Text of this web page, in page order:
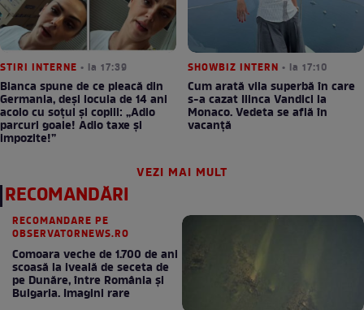
STIRI INTERNE • la 17:39
Bianca spune de ce pleacă din
Germania, deși locuia de 14 ani
acolo cu soțul și copiii: „Adio
parcuri goale! Adio taxe și
impozite!”
SHOWBIZ INTERN • la 17:10
Cum arată vila superbă în care
s-a cazat Ilinca Vandici la
Monaco. Vedeta se află în
vacanță
VEZI MAI MULT
RECOMANDĂRI
RECOMANDARE PE
OBSERVATORNEWS.RO
Comoara veche de 1.700 de ani
scoasă la iveală de seceta de
pe Dunăre, între România şi
Bulgaria. Imagini rare